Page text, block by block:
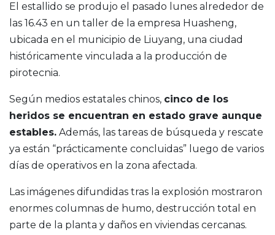
El estallido se produjo el pasado lunes alrededor de
las 16.43 en un taller de la empresa Huasheng,
ubicada en el municipio de Liuyang, una ciudad
históricamente vinculada a la producción de
pirotecnia.
Según medios estatales chinos, cinco de los
heridos se encuentran en estado grave aunque
estables. Además, las tareas de búsqueda y rescate
ya están “prácticamente concluidas” luego de varios
días de operativos en la zona afectada.
Las imágenes difundidas tras la explosión mostraron
enormes columnas de humo, destrucción total en
parte de la planta y daños en viviendas cercanas.